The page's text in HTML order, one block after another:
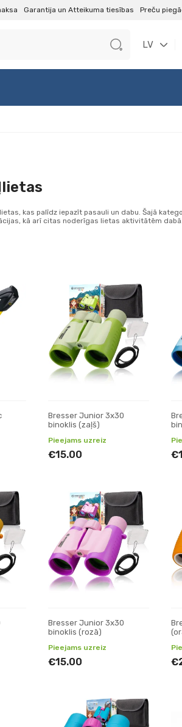
Garantija un Atteikuma tiesības Preču
LV
kas palīdz iepazīt pasauli un dabu. Šajā
kā arī citas noderīgas lietas aktivitātēm dabā.
Bresser Junior 3x30
binoklis (zaļš)
Pieejams uzreiz
€15.00
Bresser Junior 3x30
binoklis (rozā)
Pieejams uzreiz
€15.00